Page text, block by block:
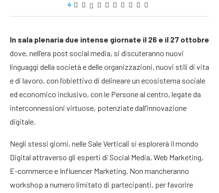
4
In sala plenaria due intense giornate il 26 e il 27 ottobre
dove, nell’era post social media, si discuteranno nuovi
linguaggi della società e delle organizzazioni, nuovi stili di vita
e di lavoro, con l’obiettivo di delineare un ecosistema sociale
ed economico inclusivo, con le Persone al centro, legate da
interconnessioni virtuose, potenziate dall’innovazione
digitale.
Negli stessi giorni, nelle Sale Verticali si esplorerà il mondo
Digital attraverso gli esperti di Social Media, Web Marketing,
E-commerce e Influencer Marketing. Non mancheranno
workshop a numero limitato di partecipanti, per favorire